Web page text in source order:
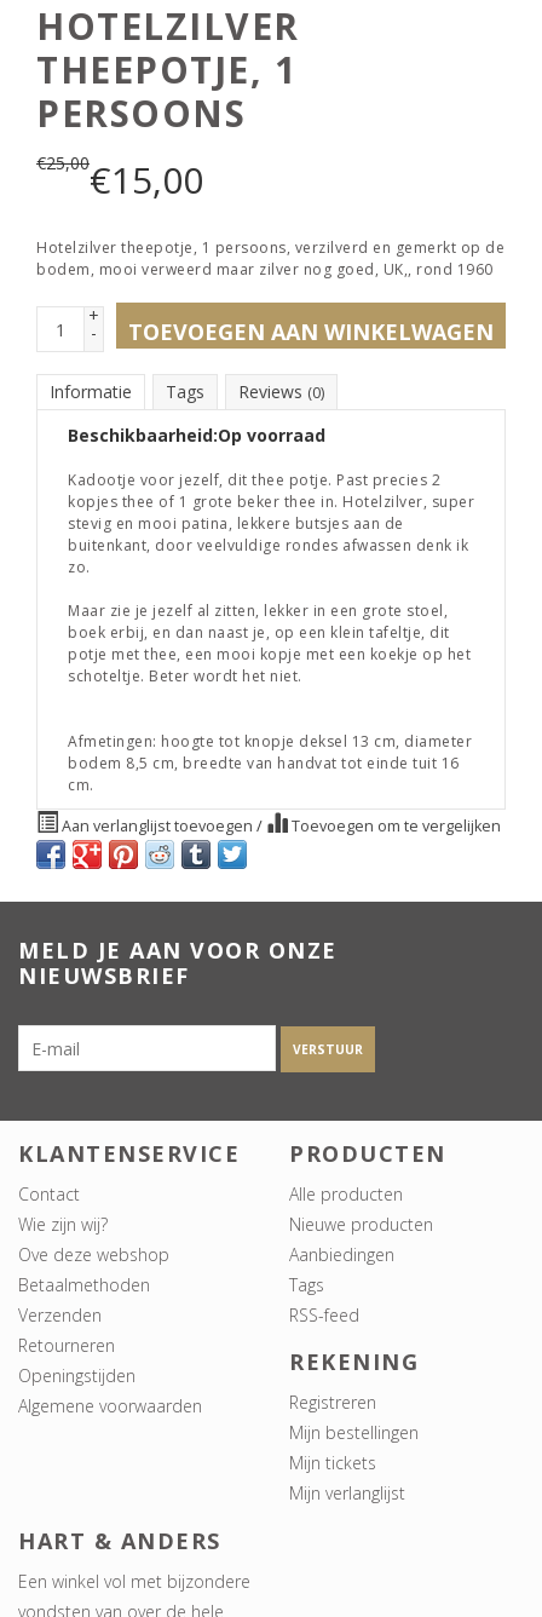
HOTELZILVER
THEEPOTJE, 1
PERSOONS
€25,00€15,00
Hotelzilver theepotje, 1 persoons, verzilverd en gemerkt op de
bodem, mooi verweerd maar zilver nog goed, UK,, rond 1960
+
- TOEVOEGEN AAN WINKELWAGEN
Informatie Tags Reviews (0)
Beschikbaarheid:Op voorraad
Kadootje voor jezelf, dit thee potje. Past precies 2
kopjes thee of 1 grote beker thee in. Hotelzilver, super
stevig en mooi patina, lekkere butsjes aan de
buitenkant, door veelvuldige rondes afwassen denk ik
zo.
Maar zie je jezelf al zitten, lekker in een grote stoel,
boek erbij, en dan naast je, op een klein tafeltje, dit
potje met thee, een mooi kopje met een koekje op het
schoteltje. Beter wordt het niet.
Afmetingen: hoogte tot knopje deksel 13 cm, diameter
bodem 8,5 cm, breedte van handvat tot einde tuit 16
cm.
Aan verlanglijst toevoegen / Toevoegen om te vergelijken
MELD JE AAN VOOR ONZE
NIEUWSBRIEF
VERSTUUR
KLANTENSERVICE
Contact
Wie zijn wij?
Ove deze webshop
Betaalmethoden
Verzenden
Retourneren
Openingstijden
Algemene voorwaarden
PRODUCTEN
Alle producten
Nieuwe producten
Aanbiedingen
Tags
RSS-feed
REKENING
Registreren
Mijn bestellingen
Mijn tickets
Mijn verlanglijst
HART & ANDERS
Een winkel vol met bijzondere
vondsten van over de hele